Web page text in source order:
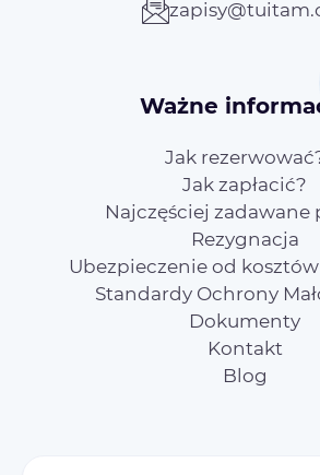
Ważne
Jak
Jak zapłacić?
Najczęściej zadawane
Rezygnacja
Ubezpieczenie od
Standardy Ochrony
Dokumenty
Kontakt
Blog